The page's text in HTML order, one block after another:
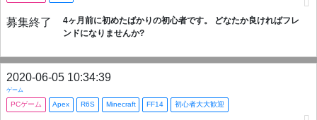
募集終了
4ヶ月前に初めたばかりの初心者です。 どなたか良ければフレ
ンドになりませんか?
2020-06-05 10:34:39
ゲーム
PCゲーム Apex R6S Minecraft FF14 初心者大大歓迎